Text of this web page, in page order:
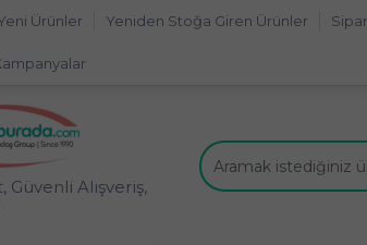
Ürünler Yeniden Stoğa Giren Ürünler
Güvenli Alışveriş,